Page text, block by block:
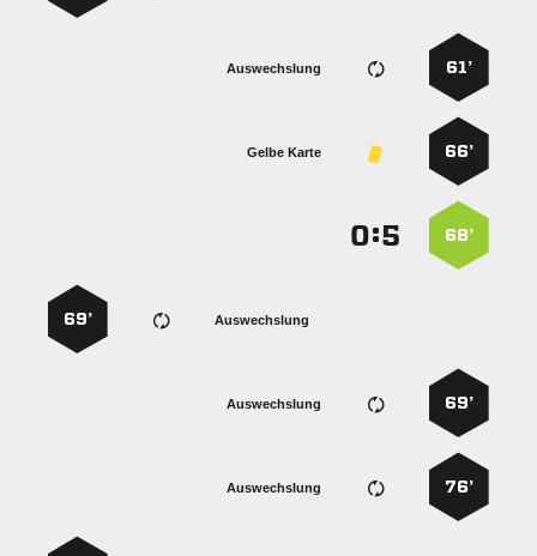
61’
Auswechslung
66’
Gelbe Karte
68’
:
Auswechslung
69’
69’
Auswechslung
76’
Auswechslung